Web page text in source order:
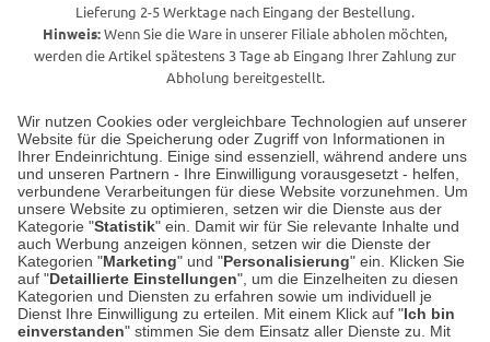
Wir nutzen Cookies oder vergleichbare Technologien auf unserer
Website für die Speicherung oder Zugriff von Informationen in
Ihrer Endeinrichtung. Einige sind essenziell, während andere uns
und unseren Partnern - Ihre Einwilligung vorausgesetzt - helfen,
verbundene Verarbeitungen für diese Website vorzunehmen. Um
unsere Website zu optimieren, setzen wir die Dienste aus der
Kategorie "Statistik" ein. Damit wir für Sie relevante Inhalte und
auch Werbung anzeigen können, setzen wir die Dienste der
Kategorien "Marketing" und "Personalisierung" ein. Klicken Sie
auf "Detaillierte Einstellungen", um die Einzelheiten zu diesen
Kategorien und Diensten zu erfahren sowie um individuell je
Dienst Ihre Einwilligung zu erteilen. Mit einem Klick auf "Ich bin
einverstanden" stimmen Sie dem Einsatz aller Dienste zu. Mit
Lieferung 2-5 Werktage nach Eingang der Bestellung.
Hinweis:Wenn Sie die Ware in unserer Filiale abholen möchten,
werden die Artikel spätestens 3 Tage ab Eingang Ihrer Zahlung zur
Abholung bereitgestellt.
Unser Geschäft in Meckenheim
Auf dem Steinbüchel 6
53340 Meckenheim
Montag bis Samstag 9:00 Uhr bis 18:00 Uhr
weitere Information